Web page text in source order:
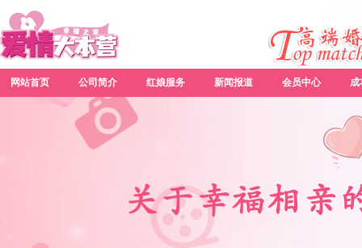
网站首页 公司简介 红娘服务 新闻报道 会员中心 成